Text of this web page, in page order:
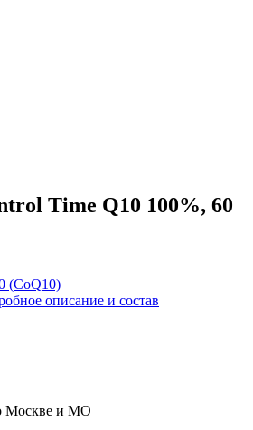
Time Q10 100%, 60
(CoQ10)
описание и состав
Москве и МО